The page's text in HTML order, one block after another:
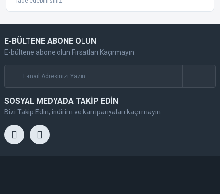
E-BÜLTENE ABONE OLUN
E-bültene abone olun Fırsatları Kaçırmayın
SOSYAL MEDYADA TAKİP EDİN
Bizi Takip Edin, indirim ve kampanyaları kaçırmayın